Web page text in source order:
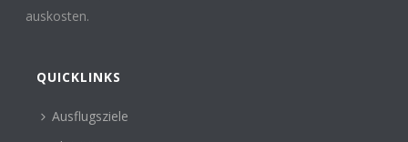
auskosten.
QUICKLINKS
Ausflugsziele